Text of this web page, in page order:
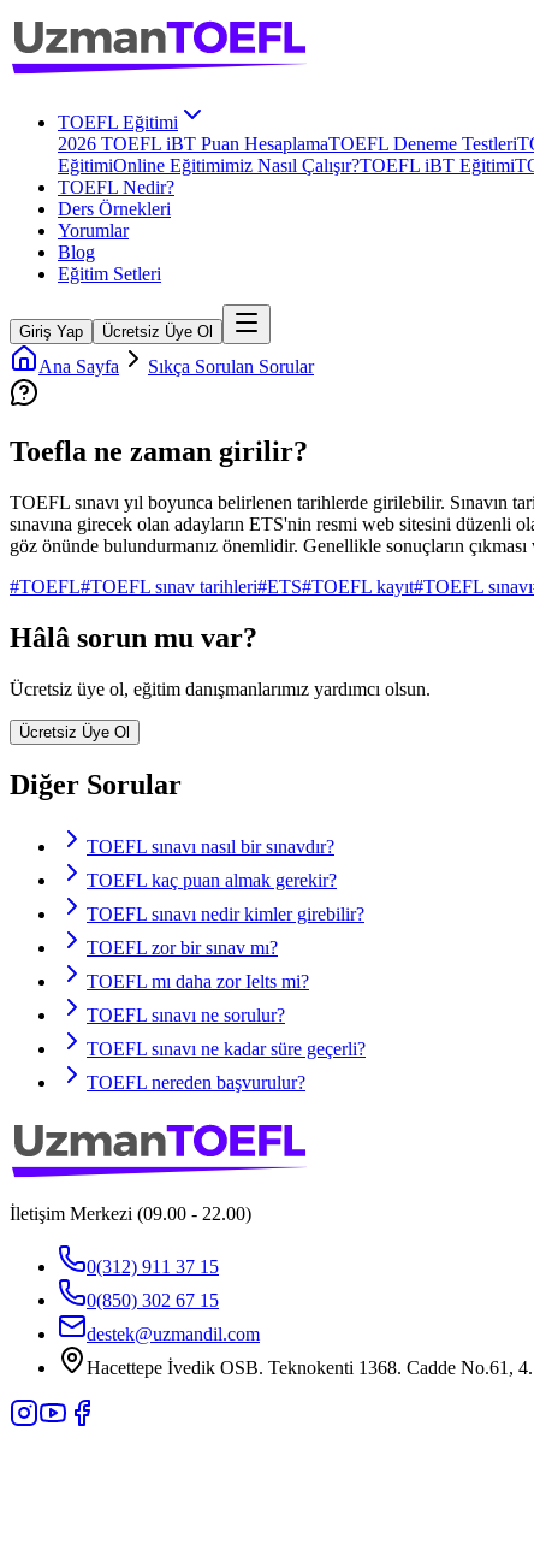
TOEFL Eğitimi
2026 TOEFL iBT Puan HesaplamaTOEFL Deneme Testleri
EğitimiOnline Eğitimimiz Nasıl Çalışır?TOEFL iBT Eğitimi
TOEFL Nedir?
Ders Örnekleri
Yorumlar
Blog
Eğitim Setleri
Giriş Yap Ücretsiz Üye Ol
Ana Sayfa Sıkça Sorulan Sorular
Toefla ne zaman girilir?
TOEFL sınavı yıl boyunca belirlenen tarihlerde girilebilir.
sınavına girecek olan adayların ETS'nin resmi web sitesini düzenli
göz önünde bulundurmanız önemlidir. Genellikle sonuçların
#TOEFL#TOEFL sınav tarihleri#ETS#TOEFL kayıt#TOEFL sınavı
Hâlâ sorun mu var?
Ücretsiz üye ol, eğitim danışmanlarımız yardımcı olsun.
Ücretsiz Üye Ol
Diğer Sorular
TOEFL sınavı nasıl bir sınavdır?
TOEFL kaç puan almak gerekir?
TOEFL sınavı nedir kimler girebilir?
TOEFL zor bir sınav mı?
TOEFL mı daha zor Ielts mi?
TOEFL sınavı ne sorulur?
TOEFL sınavı ne kadar süre geçerli?
TOEFL nereden başvurulur?
İletişim Merkezi (09.00 - 22.00)
0(312) 911 37 15
0(850) 302 67 15
destek@uzmandil.com
Hacettepe İvedik OSB. Teknokenti 1368. Cadde